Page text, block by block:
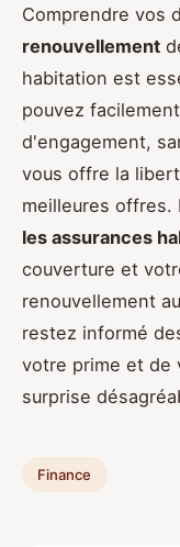
Comprendre vos
renouvellement
habitation est
pouvez
d'engagement,
vous offre la
meilleures offres.
les assurances
couverture et
renouvellement
restez informé
votre prime et de
surprise
Finance